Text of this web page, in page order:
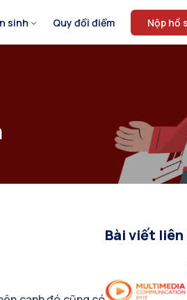
sinh Quy đổi điểm Nộp hồ
Bài viết liên